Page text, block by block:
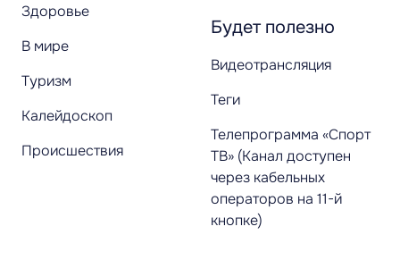
Здоровье
В мире
Туризм
Калейдоскоп
Происшествия
Будет полезно
Видеотрансляция
Теги
Телепрограмма «Спорт
ТВ» (Канал доступен
через кабельных
операторов на 11-й
кнопке)